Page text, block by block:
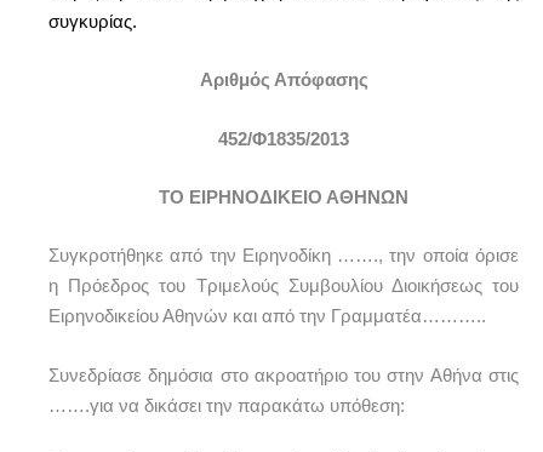
συγκυρίας.
Αριθμός Απόφασης
452/Φ1835/2013
ΤΟ ΕΙΡΗΝΟΔΙΚΕΙΟ ΑΘΗΝΩΝ
Συγκροτήθηκε από την Ειρηνοδίκη ……., την οποία όρισε
η Πρόεδρος του Τριμελούς Συμβουλίου Διοικήσεως του
Ειρηνοδικείου Αθηνών και από την Γραμματέα………..
Συνεδρίασε δημόσια στο ακροατήριο του στην Αθήνα στις
…….για να δικάσει την παρακάτω υπόθεση: